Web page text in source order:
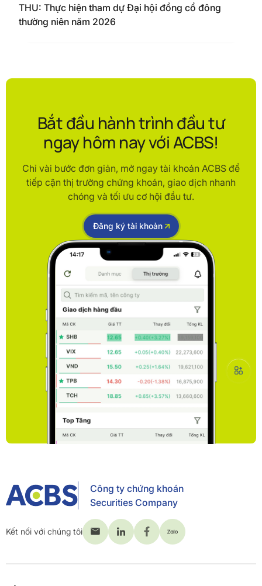
THU: Thực hiện tham dự Đại hội đồng cổ đông
thường niên năm 2026
Bắt đầu hành trình đầu tư
ngay hôm nay với ACBS!
Chỉ vài bước đơn giản, mở ngay tài khoản ACBS để
tiếp cận thị trường chứng khoán, giao dịch nhanh
chóng và tối ưu cơ hội đầu tư.
Đăng ký tài khoản
Công ty chứng khoán
Securities Company
Kết nối với chúng tôi